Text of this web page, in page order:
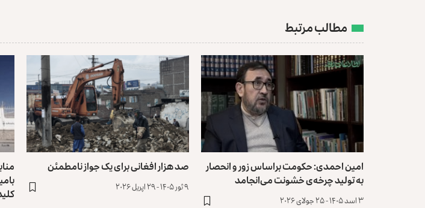
مطالب مرتبط
امین احمدی: حکومت براساس زور و انحصار
به تولید چرخه‌ی خشونت می‌انجامد
۳ اسد ۱۴۰۵ - ۲۵ جولای ۲۰۲۶
صد هزار افغانی برای یک جواز نامطمئن
۹ ثور ۱۴۰۵ - ۲۹ اپریل ۲۰۲۶